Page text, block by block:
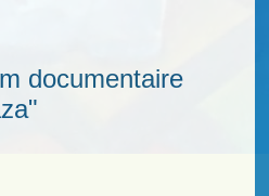
documentaire